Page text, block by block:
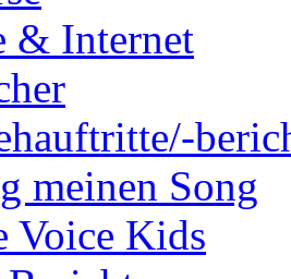
& Internet
meinen Song
Voice Kids